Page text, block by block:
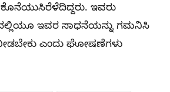
ಇವರು
ಇವರ ಸಾಧನೆಯನ್ನು ಗಮನಿಸಿ
ಎಂದು ಘೋಷಣೆಗಳು